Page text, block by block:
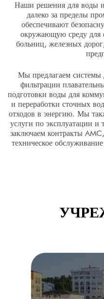
Наши решения для воды
далеко за пределы
обеспечивают
окружающую среду для
больниц, железных
Мы предлагаем системы
фильтрации
подготовки воды для
и переработки сточных
отходов в энергию. Мы
услуги по эксплуатации
заключаем контракты
техническое